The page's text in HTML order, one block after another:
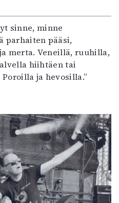
sinne, minne
parhaiten pääsi,
merta. Veneillä, ruuhilla,
hiihtäen tai
ja hevosilla.”